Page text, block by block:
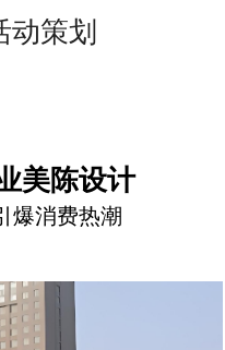
动策划
美陈设计
爆消费热潮